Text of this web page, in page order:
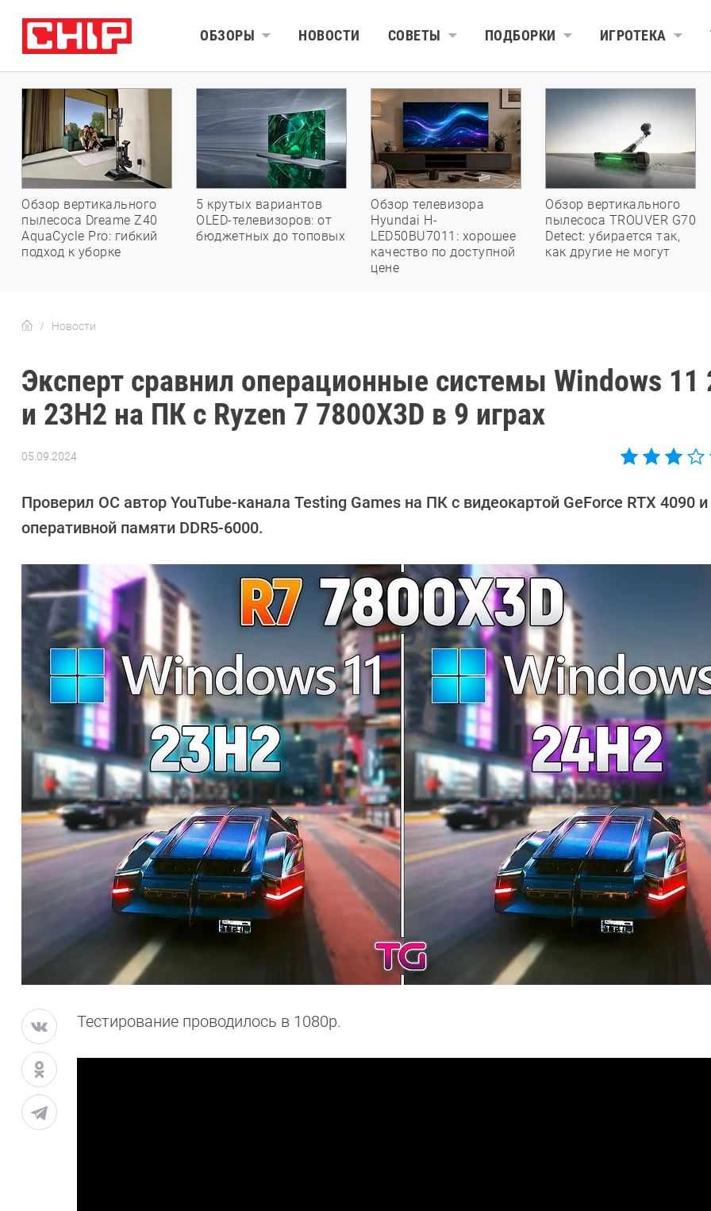
ОБЗОРЫ НОВОСТИ СОВЕТЫ ПОДБОРКИ ИГРОТЕКА
Обзор вертикального
пылесоса Dreame Z40
AquaCycle Pro: гибкий
подход к уборке
5 крутых вариантов
OLED-телевизоров: от
бюджетных до топовых
Обзор телевизора
Hyundai H-
LED50BU7011: хорошее
качество по доступной
цене
Обзор вертикального
пылесоса TROUVER G70
Detect: убирается так,
как другие не могут
Новости
Эксперт сравнил операционные системы Windows 11
и 23H2 на ПК с Ryzen 7 7800X3D в 9 играх
05.09.2024
Калашников
Проверил ОС автор YouTube-канала Testing Games на ПК с видеокартой GeForce RTX 4090
оперативной памяти DDR5-6000.
Тестирование проводилось в 1080p.